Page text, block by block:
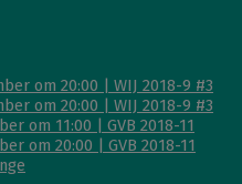
om 20:00 | WIJ 2018-9 #3
om 20:00 | WIJ 2018-9 #3
om 11:00 | GVB 2018-11
om 20:00 | GVB 2018-11